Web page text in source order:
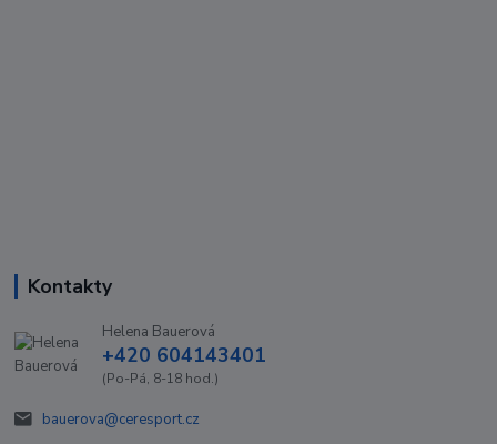
Kontakty
Helena Bauerová
+420 604143401
(Po-Pá, 8-18 hod.)
bauerova@ceresport.cz